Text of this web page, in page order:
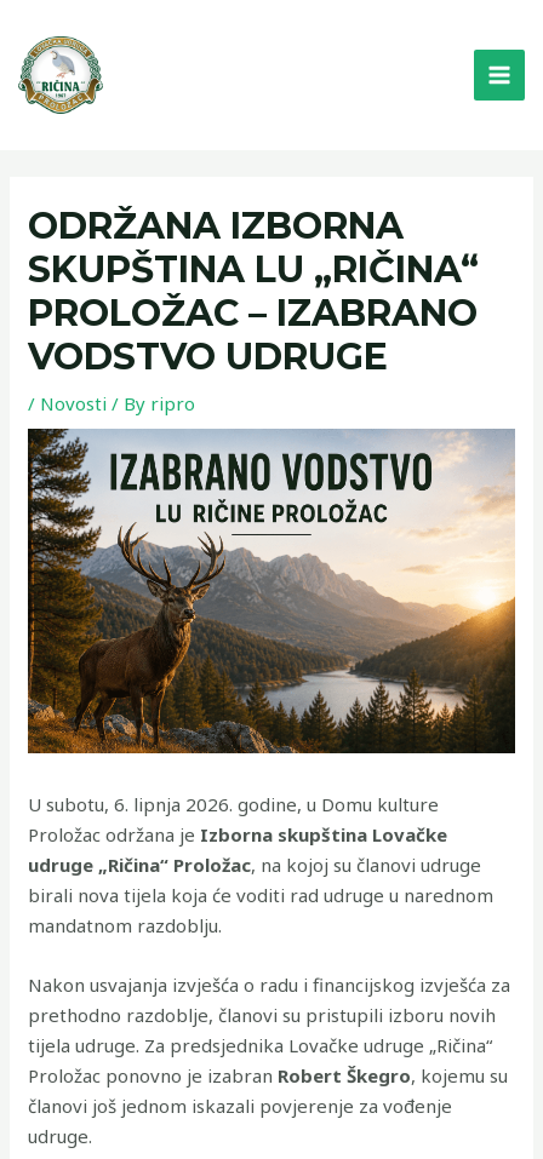
content
ODRŽANA IZBORNA
SKUPŠTINA LU „RIČINA“
PROLOŽAC – IZABRANO
VODSTVO UDRUGE
/ Novosti / By ripro
U subotu, 6. lipnja 2026. godine, u Domu kulture
Proložac održana je Izborna skupština Lovačke
udruge „Ričina“ Proložac, na kojoj su članovi udruge
birali nova tijela koja će voditi rad udruge u narednom
mandatnom razdoblju.
Nakon usvajanja izvješća o radu i financijskog izvješća za
prethodno razdoblje, članovi su pristupili izboru novih
tijela udruge. Za predsjednika Lovačke udruge „Ričina“
Proložac ponovno je izabran Robert Škegro, kojemu su
članovi još jednom iskazali povjerenje za vođenje
udruge.